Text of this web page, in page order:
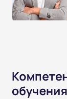
обучения